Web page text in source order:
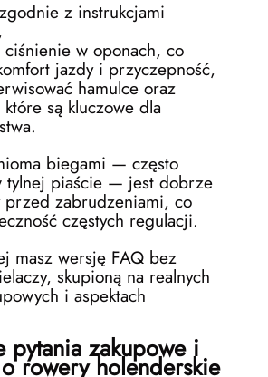
z instrukcjami
ciśnienie w oponach, co
jazdy i przyczepność,
hamulce oraz
są kluczowe dla
biegami — często
tylnej piaście — jest dobrze
przed zabrudzeniami, co
częstych regulacji.
masz wersję FAQ bez
skupioną na realnych
i aspektach
pytania zakupowe i
rowery holenderskie